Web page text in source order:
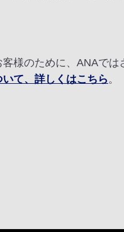
様のために、ANAで
て、詳しくはこちら 。